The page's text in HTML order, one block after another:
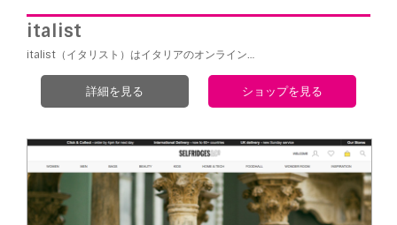
italist
italist（イタリスト）はイタリアのオンライン…
詳細を見る ショップを見る